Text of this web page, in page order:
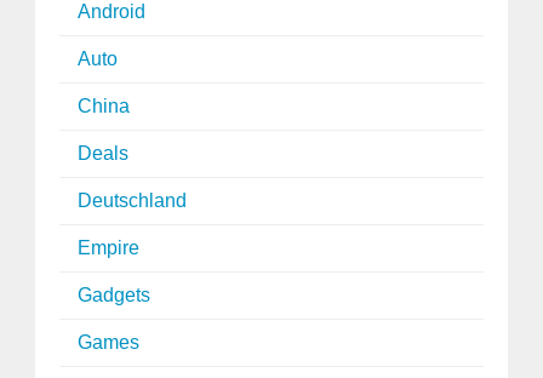
Android
Auto
China
Deals
Deutschland
Empire
Gadgets
Games